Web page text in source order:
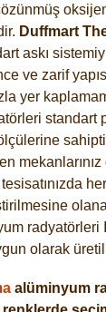
Duffmart
askı
ve zarif
yer
standart
radyatörleri
olarak
alüminyum